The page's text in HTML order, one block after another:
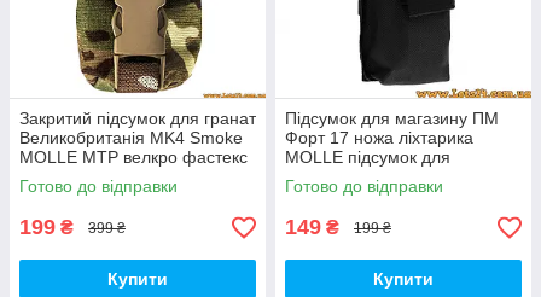
Закритий підсумок для гранат
Великобританія MK4 Smoke
MOLLE MTP велкро фастекс
МОЛЛЕ Мультикам Multicam
Готово до відправки
199 ₴ 399 ₴
Купити
Підсумок для магазину ПМ
Форт 17 ножа ліхтарика
MOLLE підсумок для
магазина Чорний
Готово до відправки
149 ₴ 199 ₴
Купити